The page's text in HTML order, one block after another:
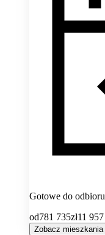
Gotowe do odbioru
od781 735zł11 957
Zobacz mieszkania